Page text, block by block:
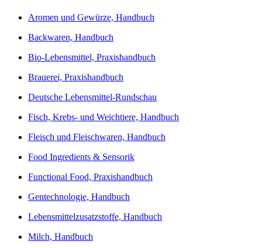
Aromen und Gewürze, Handbuch
Backwaren, Handbuch
Bio-Lebensmittel, Praxishandbuch
Brauerei, Praxishandbuch
Deutsche Lebensmittel-Rundschau
Fisch, Krebs- und Weichtiere, Handbuch
Fleisch und Fleischwaren, Handbuch
Food Ingredients & Sensorik
Functional Food, Praxishandbuch
Gentechnologie, Handbuch
Lebensmittelzusatzstoffe, Handbuch
Milch, Handbuch